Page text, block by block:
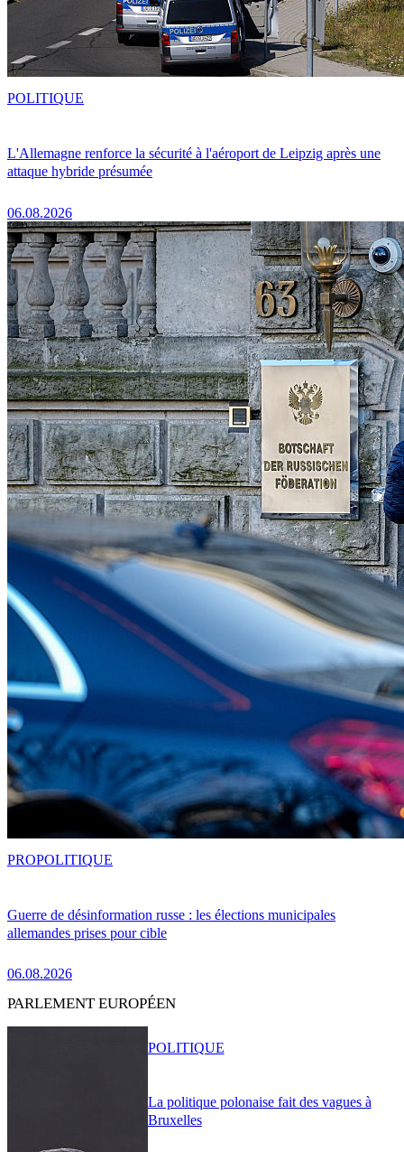
L'Allemagne renforce la sécurité à l'aéroport de Leipzig après une
attaque hybride présumée
06.08.2026
POLITIQUE
Guerre de désinformation russe : les élections municipales
allemandes prises pour cible
06.08.2026
PROPOLITIQUE
PARLEMENT EUROPÉEN
La politique polonaise fait des vagues à
Bruxelles
POLITIQUE